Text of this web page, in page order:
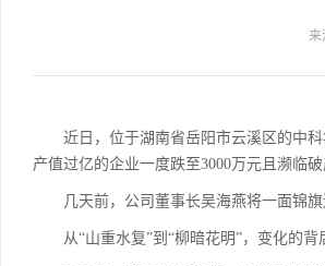
来
近日，位于湖南省岳阳市云溪区的中科
产值过亿的企业一度跌至3000万元且濒临破
几天前，公司董事长吴海燕将一面锦旗
从“山重水复”到“柳暗花明”，变化的背